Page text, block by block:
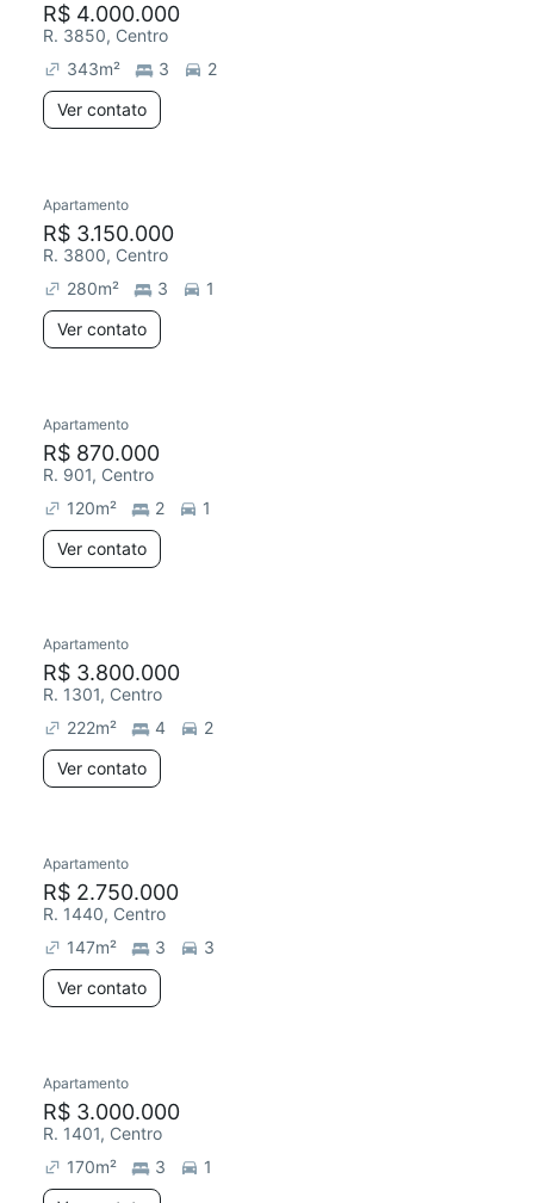
R$ 4.000.000
R. 3850, Centro
343m² 3
2
Ver contato
Redecorar
Apartamento
R$ 3.150.000
R. 3800, Centro
280m² 3
1
Ver contato
Apartamento
R$ 870.000
R. 901, Centro
120m² 2
1
Ver contato
Apartamento
R$ 3.800.000
R. 1301, Centro
222m² 4
2
Ver contato
Apartamento
R$ 2.750.000
R. 1440, Centro
147m² 3
3
Ver contato
Apartamento
R$ 3.000.000
R. 1401, Centro
170m² 3
1